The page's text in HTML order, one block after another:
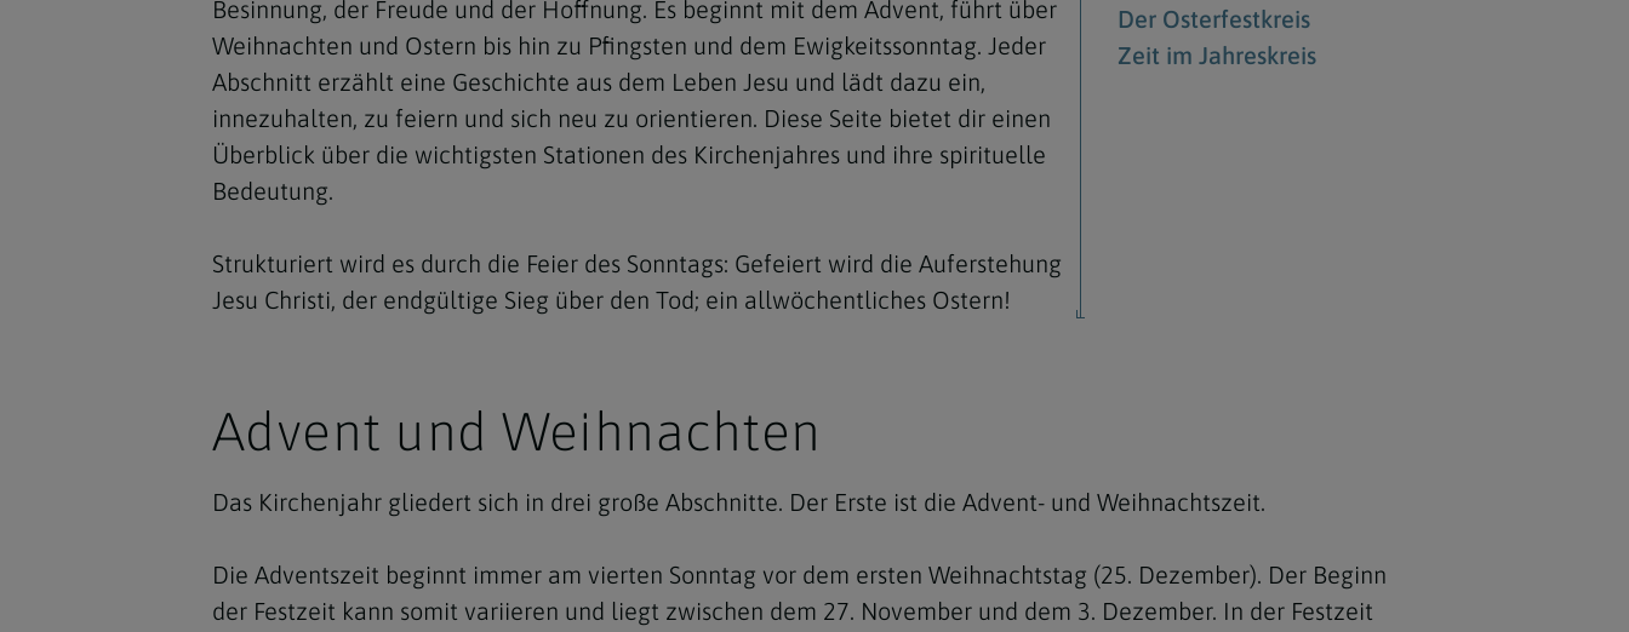
Besinnung, der Freude und der Hoffnung. Es beginnt mit dem Advent, führt über
Weihnachten und Ostern bis hin zu Pfingsten und dem Ewigkeitssonntag. Jeder
Abschnitt erzählt eine Geschichte aus dem Leben Jesu und lädt dazu ein,
innezuhalten, zu feiern und sich neu zu orientieren. Diese Seite bietet dir einen
Überblick über die wichtigsten Stationen des Kirchenjahres und ihre spirituelle
Bedeutung.
Strukturiert wird es durch die Feier des Sonntags: Gefeiert wird die Auferstehung
Jesu Christi, der endgültige Sieg über den Tod; ein allwöchentliches Ostern!
Der Osterfestkreis
Zeit im Jahreskreis
Advent und Weihnachten
Das Kirchenjahr gliedert sich in drei große Abschnitte. Der Erste ist die Advent- und Weihnachtszeit.
Die Adventszeit beginnt immer am vierten Sonntag vor dem ersten Weihnachtstag (25. Dezember). Der Beginn
der Festzeit kann somit variieren und liegt zwischen dem 27. November und dem 3. Dezember. In der Festzeit